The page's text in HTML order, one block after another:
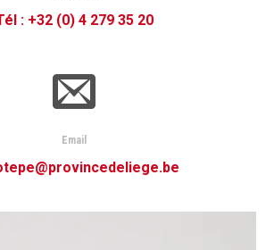
: +32 (0) 4 279 35 20
Email